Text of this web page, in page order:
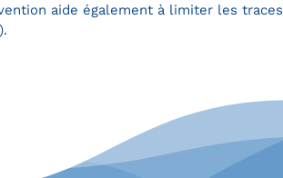
aide également à limiter les traces